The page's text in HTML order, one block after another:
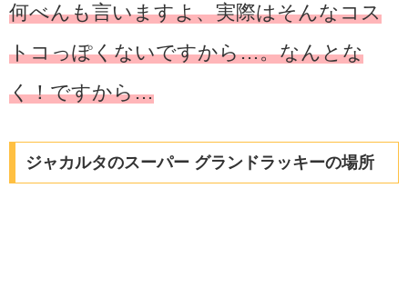
何べんも言いますよ、実際はそんなコス
トコっぽくないですから…。なんとな
く！ですから…
ジャカルタのスーパー グランドラッキーの場所